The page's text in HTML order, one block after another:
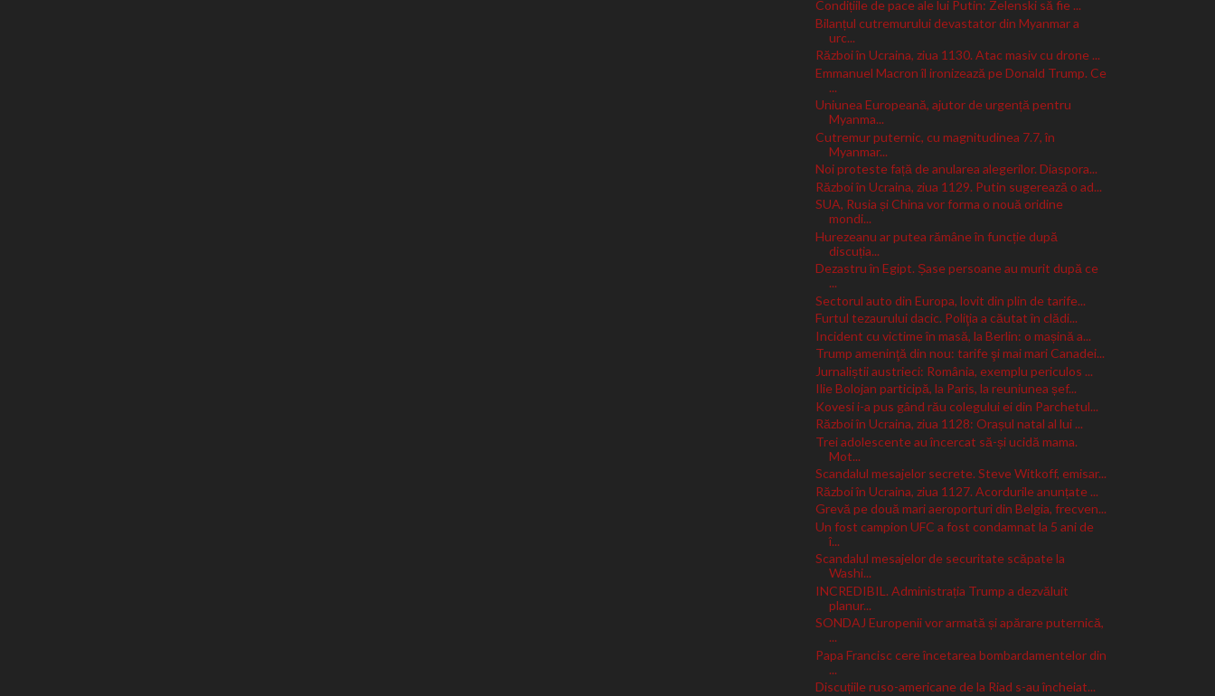
Condițiile de pace ale lui Putin: Zelenski să fie ...
Bilanțul cutremurului devastator din Myanmar a
urc...
Război în Ucraina, ziua 1130. Atac masiv cu drone ...
Emmanuel Macron îl ironizează pe Donald Trump. Ce
...
Uniunea Europeană, ajutor de urgență pentru
Myanma...
Cutremur puternic, cu magnitudinea 7.7, în
Myanmar...
Noi proteste față de anularea alegerilor. Diaspora...
Război în Ucraina, ziua 1129. Putin sugerează o ad...
SUA, Rusia și China vor forma o nouă oridine
mondi...
Hurezeanu ar putea rămâne în funcție după
discuția...
Dezastru în Egipt. Șase persoane au murit după ce
...
Sectorul auto din Europa, lovit din plin de tarife...
Furtul tezaurului dacic. Poliţia a căutat în clădi...
Incident cu victime în masă, la Berlin: o mașină a...
Trump ameninţă din nou: tarife şi mai mari Canadei...
Jurnaliștii austrieci: România, exemplu periculos ...
Ilie Bolojan participă, la Paris, la reuniunea șef...
Kovesi i-a pus gând rău colegului ei din Parchetul...
Război în Ucraina, ziua 1128: Orașul natal al lui ...
Trei adolescente au încercat să-și ucidă mama.
Mot...
Scandalul mesajelor secrete. Steve Witkoff, emisar...
Război în Ucraina, ziua 1127. Acordurile anunțate ...
Grevă pe două mari aeroporturi din Belgia, frecven...
Un fost campion UFC a fost condamnat la 5 ani de
î...
Scandalul mesajelor de securitate scăpate la
Washi...
INCREDIBIL. Administrația Trump a dezvăluit
planur...
SONDAJ Europenii vor armată și apărare puternică,
...
Papa Francisc cere încetarea bombardamentelor din
...
Discuțiile ruso-americane de la Riad s-au încheiat...